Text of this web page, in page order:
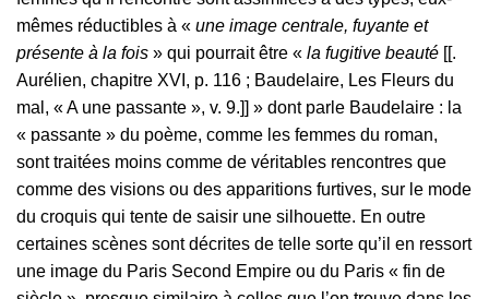
mêmes réductibles à « une image centrale, fuyante et
présente à la fois » qui pourrait être « la fugitive beauté [[.
Aurélien, chapitre XVI, p. 116 ; Baudelaire, Les Fleurs du
mal, « A une passante », v. 9.]] » dont parle Baudelaire : la
« passante » du poème, comme les femmes du roman,
sont traitées moins comme de véritables rencontres que
comme des visions ou des apparitions furtives, sur le mode
du croquis qui tente de saisir une silhouette. En outre
certaines scènes sont décrites de telle sorte qu’il en ressort
une image du Paris Second Empire ou du Paris « fin de